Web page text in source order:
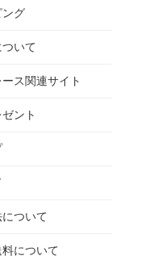
ング
いて
ス関連サイト
ント
ついて
について